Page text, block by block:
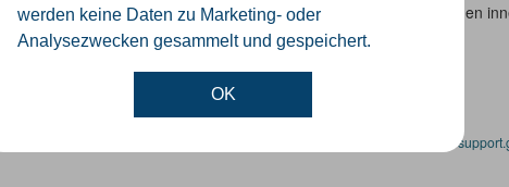
werden keine Daten zu Marketing- oder
Analysezwecken gesammelt und gespeichert.
OK
beschreibt den durchschnittlichen Lagewert für den Boden
01.01. ermittelt und spätestens zum...
Datensätze? Wenden Sie sich bitte an einen Administrator unter: